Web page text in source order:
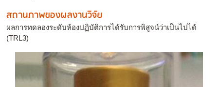
สถานภาพของผลงานวิจัย
ผลการทดลองระดับห้องปฏิบัติการได้รับการพิสูจน์ว่าเป็นไปได้
(TRL3)